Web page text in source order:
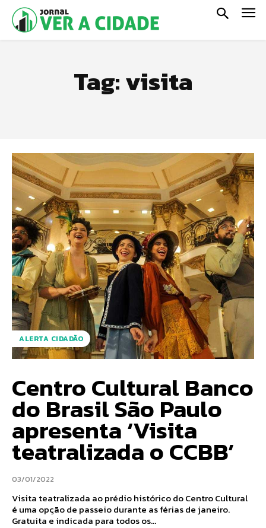
Tag:visita
ALERTA CIDADÃO
Centro Cultural Banco
do Brasil São Paulo
apresenta ‘Visita
teatralizada o CCBB’
03/01/2022
Visita teatralizada ao prédio histórico do Centro Cultural
é uma opção de passeio durante as férias de janeiro.
Gratuita e indicada para todos os...